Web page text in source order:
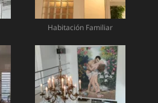
Habitación Familiar